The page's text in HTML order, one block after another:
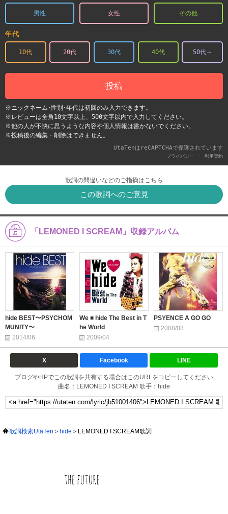
男性 女性 その他
年代
10代 20代 30代 40代 50代～
投稿
※ニックネーム･性別･年代は初回のみ入力できます。
※レビューは全角10文字以上、500文字以内で入力してください。
※他の人が不快に思うような内容や個人情報は書かないでください。
※投稿後の編集・削除はできません。
UtaTenはreCAPTCHAで保護されています
プライバシー - 利用契約
歌詞の間違いなどのご指摘はこちら
この歌詞へのご意見
「LEMONED I SCREAM」収録アルバム
hide BEST〜PSYCHOM
MUNITY〜
2014/06
We ■ hide The Best in T
he World
2009/04
PSYENCE A GO GO
2008/03
X Facebook LINE
ブログやHPでこの歌詞を共有する場合はこのURLをコピーしてください
曲名：LEMONED I SCREAM 歌手：hide
歌詞検索UtaTen hide LEMONED I SCREAM歌詞